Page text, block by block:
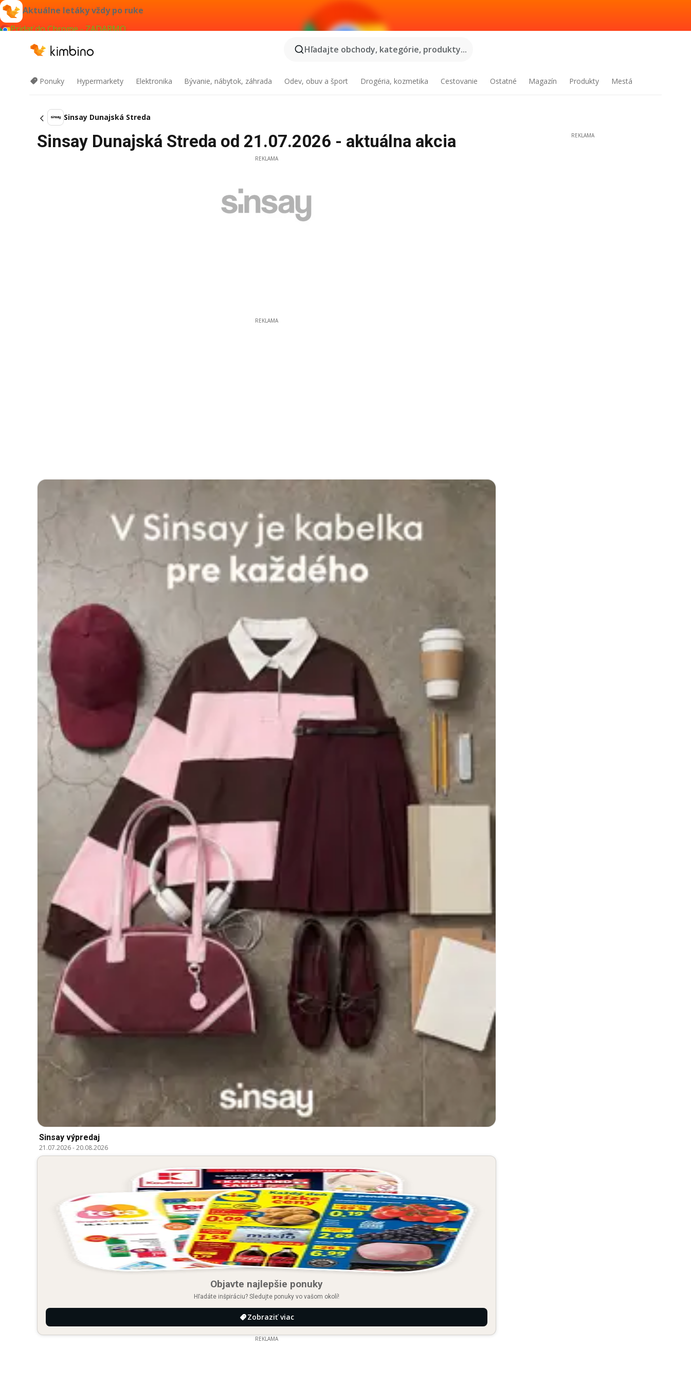
Aktuálne letáky vždy po ruke
Pridať do Chrome - ZADARMO
Hľadajte obchody, kategórie, produkty...
Ponuky Hypermarkety Elektronika Bývanie, nábytok, záhrada Odev, obuv a šport Drogéria, kozmetika Cestovanie Ostatné Magazín Produkty Mestá
Sinsay Dunajská Streda
Sinsay Dunajská Streda od 21.07.2026 - aktuálna akcia
REKLAMA
REKLAMA
Sinsay výpredaj
21.07.2026-20.08.2026
Objavte najlepšie ponuky
Hľadáte inšpiráciu? Sledujte ponuky vo vašom okolí!
Zobraziť viac
REKLAMA
REKLAMA